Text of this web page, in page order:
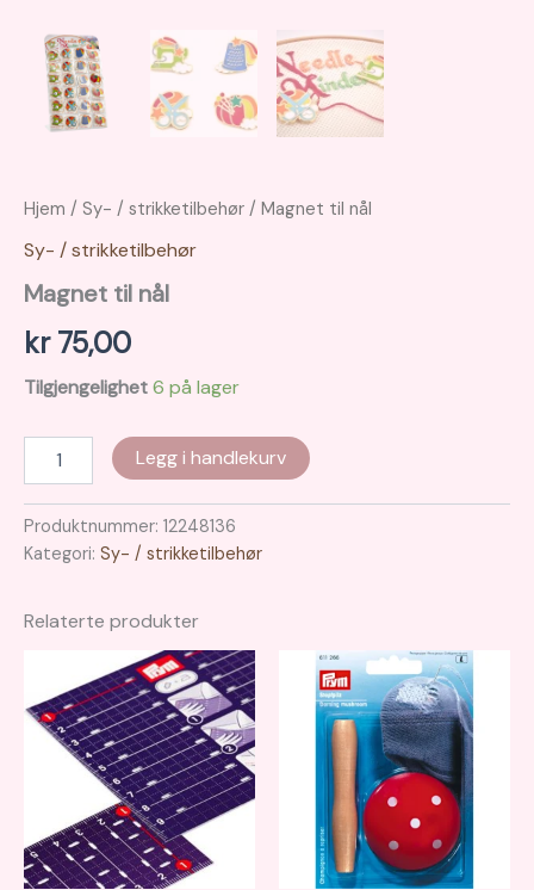
Hjem / Sy- / strikketilbehør / Magnet til nål
Sy- / strikketilbehør
Magnet til nål
kr75,00
Tilgjengelighet6 på lager
antall
Legg i handlekurv
Produktnummer: 12248136
Kategori: Sy- / strikketilbehør
Relaterte produkter